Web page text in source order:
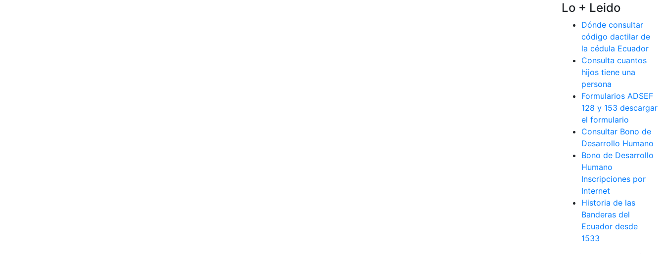
Lo + Leido
Dónde consultar
código dactilar de
la cédula Ecuador
Consulta cuantos
hijos tiene una
persona
Formularios ADSEF
128 y 153 descargar
el formulario
Consultar Bono de
Desarrollo Humano
Bono de Desarrollo
Humano
Inscripciones por
Internet
Historia de las
Banderas del
Ecuador desde
1533